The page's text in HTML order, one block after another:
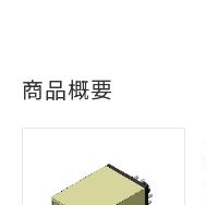
商品概要